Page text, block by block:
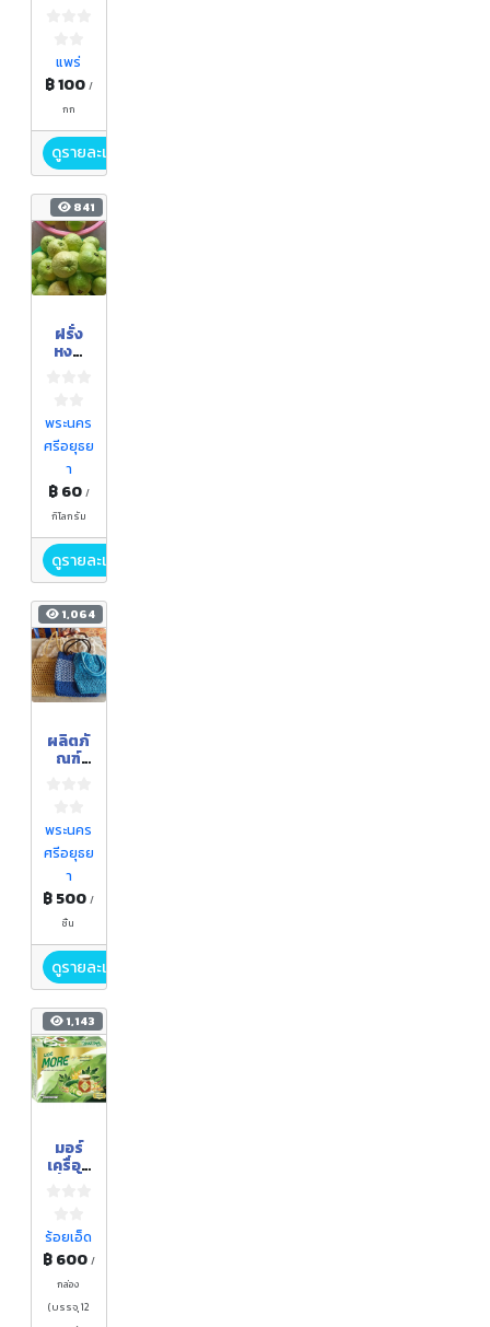
แพร่
฿ 100 /
กก
ดูรายละเอียด
841
ฝรั่ง
หงส์
พระนคร
ศรีอยุธย
า
฿ 60 /
กิโลกรัม
ดูรายละเอียด
1,064
ผลิตภั
ณฑ์
พระนคร
ศรีอยุธย
า
฿ 500/
ชิ้น
ดูรายละเอียด
1,143
มอร์
เครื่อง
ผสม
ถั่งเช่า
ร้อยเอ็ด
฿ 600 /
กล่อง
(บรรจุ 12